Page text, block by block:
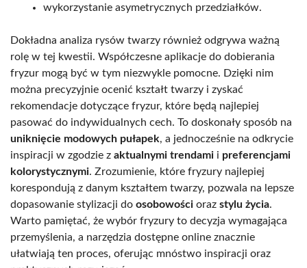
wykorzystanie asymetrycznych przedziałków.
Dokładna analiza rysów twarzy również odgrywa ważną
rolę w tej kwestii. Współczesne aplikacje do dobierania
fryzur mogą być w tym niezwykle pomocne. Dzięki nim
można precyzyjnie ocenić kształt twarzy i zyskać
rekomendacje dotyczące fryzur, które będą najlepiej
pasować do indywidualnych cech. To doskonały sposób na
uniknięcie modowych pułapek, a jednocześnie na odkrycie
inspiracji w zgodzie z aktualnymi trendami i preferencjami
kolorystycznymi. Zrozumienie, które fryzury najlepiej
korespondują z danym kształtem twarzy, pozwala na lepsze
dopasowanie stylizacji do osobowości oraz stylu życia.
Warto pamiętać, że wybór fryzury to decyzja wymagająca
przemyślenia, a narzędzia dostępne online znacznie
ułatwiają ten proces, oferując mnóstwo inspiracji oraz